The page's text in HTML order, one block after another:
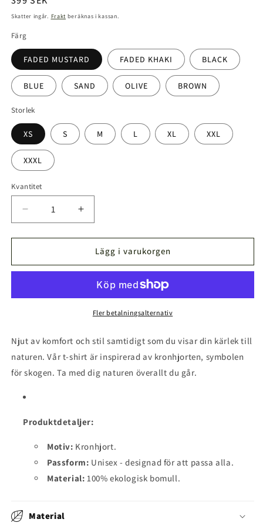
pris
Skatter ingår. Frakt beräknas i kassan.
Färg
FADED MUSTARD FADED KHAKI BLACK
BLUE SAND OLIVE BROWN
Storlek
XS S M L XL XXL
XXXL
Kvantitet
Kvantitet
Minska
kvantitet
för
T-
Öka
kvantitet
för
Kronhjort
T-
Lägg i varukorgen
Fler betalningsalternativ
Njut av komfort och stil samtidigt som du visar din kärlek till
naturen. Vår t-shirt är inspirerad av kronhjorten, symbolen
för skogen. Ta med dig naturen överallt du går.
Produktdetaljer:
Motiv: Kronhjort.
Passform: Unisex - designad för att passa alla.
Material: 100% ekologisk bomull.
Material